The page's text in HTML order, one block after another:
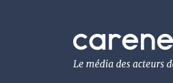
Le
média